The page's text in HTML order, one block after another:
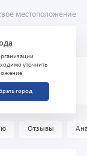
местоположение
уточнить
город
Protection
Отзывы